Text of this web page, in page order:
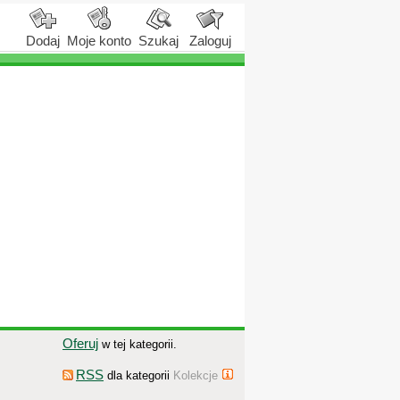
Dodaj Moje konto Szukaj Zaloguj
Oferuj w tej kategorii.
RSS dla kategorii Kolekcje